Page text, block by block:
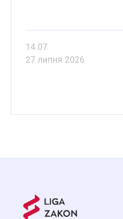
14.07
27 липня 2026